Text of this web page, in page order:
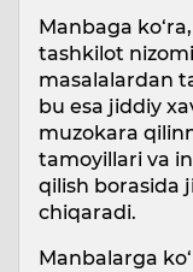
Manbaga
tashkilot
masalalardan
bu esa jiddiy
muzokara
tamoyillari va
qilish borasida
chiqaradi.
Manbalarga